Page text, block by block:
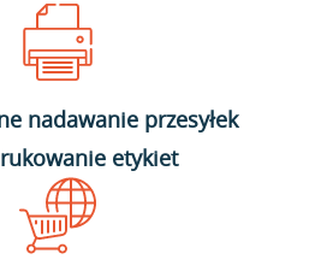
nadawanie przesyłek
etykiet